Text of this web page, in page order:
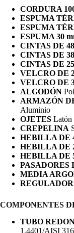
CORDURA
ESPUMA
ESPUMA
ESPUMA 30
CINTAS DE
CINTAS DE
CINTAS DE
VELCRO DE
VELCRO DE
ALGODÓN
ARMAZÓN
Aluminio
OJETES Latón
CREPELINA
HEBILLA DE
HEBILLA DE
HEBILLA DE
PASADORES
MEDIA
REGULADOR
COMPONENTES
TUBO
1,4401/AISI